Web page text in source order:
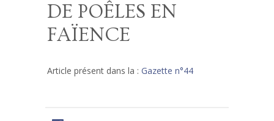
DE POÊLES EN
FAÏENCE
Article présent dans la : Gazette n°44